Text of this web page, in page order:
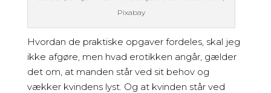
Pixabay
Hvordan de praktiske opgaver fordeles, skal jeg
ikke afgøre, men hvad erotikken angår, gælder
det om, at manden står ved sit behov og
vækker kvindens lyst. Og at kvinden står ved